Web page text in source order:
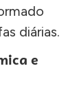
diárias.
e